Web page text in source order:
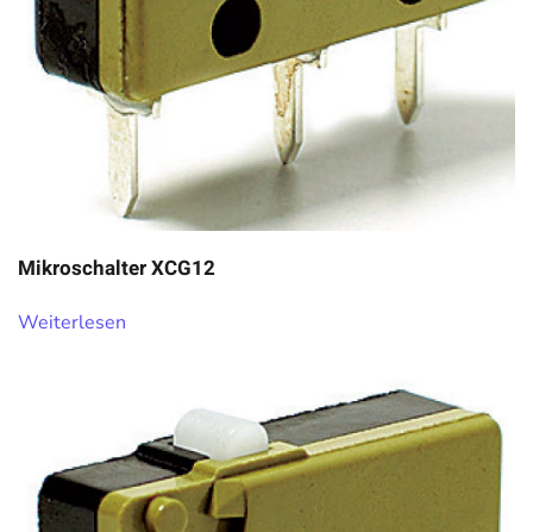
Mikroschalter XCG12
Weiterlesen